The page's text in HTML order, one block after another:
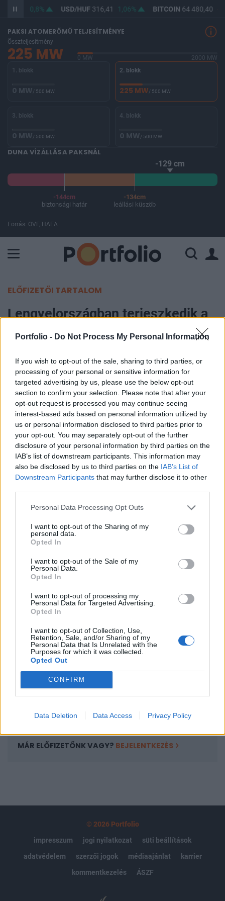
Portfolio - Do Not Process My Personal Information
If you wish to opt-out of the sale, sharing to third parties, or
processing of your personal or sensitive information for
targeted advertising by us, please use the below opt-out
section to confirm your selection. Please note that after your
opt-out request is processed you may continue seeing
interest-based ads based on personal information utilized by
us or personal information disclosed to third parties prior to
your opt-out. You may separately opt-out of the further
disclosure of your personal information by third parties on the
IAB’s list of downstream participants. This information may
also be disclosed by us to third parties on the IAB’s List of
Downstream Participants that may further disclose it to other
Personal Data Processing Opt Outs
I want to opt-out of the Sharing of my
personal data.
Opted In
I want to opt-out of the Sale of my
Personal Data.
Opted In
I want to opt-out of processing my
Personal Data for Targeted Advertising.
Opted In
I want to opt-out of Collection, Use,
Retention, Sale, and/or Sharing of my
Personal Data that Is Unrelated with the
Purposes for which it was collected.
Opted Out
CONFIRM
Data Deletion Data Access Privacy Policy
364,61 0,8% USD/HUF316,41 1,06% BITCOIN64 480,40 -
PAKSI ATOMERŐMŰ TELJESÍTMÉNYE
Összteljesítmény
225 MW 0 MW
2000 MW
1. blokk
0 MW/ 500 MW
2. blokk
225 MW/ 500 MW
3. blokk
0 MW/ 500 MW
4. blokk
0 MW/ 500 MW
DUNA VÍZÁLLÁSA PAKSNÁL
-129 cm
-144cm
biztonsági határ
-134cm
leállási küszöb
Forrás: OVF, HAEA
ELŐFIZETŐI TARTALOM
Lengyelországban terjeszkedik a
magyar ingatlanóriás
2021. december 08. 11:18
Gdansk városában vásárolt üzletközpontot a
Futureal Csoporthoz tartozó Futureal Investment
Partners - írja a Europe Real Estate. A napokban
elindított vagyonkezelő üzletágnak ez lesz az első
komolyabb vásárlása.
Gazdát cserélt a Gdansk városában található Manhattan
bevásárlóközpont, melynek új tulajdonosa a napokban
elindult Futureal Investment Partners. A 25 570
négyzetméteres üzletközpontot 2004-ben nyitották meg
napokban megírtuk, a Futureal elindította új,
ingatlanbefektetési és vagyonkezelési üzletágát. A Futureal
KEDVES OLVASÓNK!
A keresett cikk a portfolio.hu hírarchívumához
tartozik, melynek olvasása előfizetéses
regisztrációhoz kötött.
Az előfizetés a következőket tartalmazza:
Portfolio.hu teljes cikkarchívum
Kötéslisták: BÉT elmúlt 2 év napon belüli
kötéslistái
MÁR ELŐFIZETŐNK VAGY? BEJELENTKEZÉS
© 2026 Portfolio
impresszum
jogi nyilatkozat
süti beállítások
adatvédelem
szerzői jogok médiaajánlat
karrier
kommentkezelés
ÁSZF